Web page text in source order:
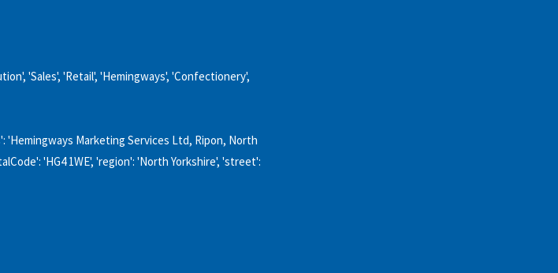
'Sales', 'Retail', 'Hemingways', 'Confectionery',
'Hemingways Marketing Services Ltd, Ripon, North
'HG4 1WE', 'region': 'North Yorkshire', 'street':